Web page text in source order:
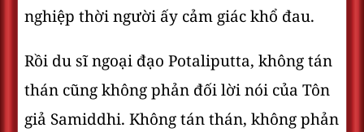
nghiệp thời người ấy cảm giác khổ đau.
Rồi du sĩ ngoại đạo Potaliputta, không tán
thán cũng không phản đối lời nói của Tôn
giả Samiddhi. Không tán thán, không phản